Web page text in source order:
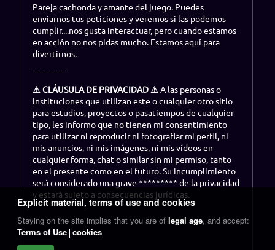
Explicit material, terms of use and cookies
Staying on the site implies that you are of legal age, and accept:
Terms of Use cookies
Pareja cachonda y amante del juego. Puedes
enviarnos tus peticiones y veremos si las podemos
cumplir....nos gusta interactuar, pero cuando estamos
en acción no nos pidas mucho. Estamos aquí para
divertirnos.
-------------
⚠ CLÁUSULA DE PRIVACIDAD ⚠ A las personas o
instituciones que utilizan este o cualquier otro sitio
para estudios, proyectos o pasatiempos de cualquier
tipo, les informo que no tienen mi consentimiento
para utilizar ni reproducir ni fotografiar mi perfil, ni
mis anuncios, ni mis imágenes, ni mis vídeos en
cualquier forma, chat o similar sin mi permiso, tanto
en el presente como en el futuro. Su incumplimiento
será considerado una grave ********* de la privacidad
y estará sujeto a consecuencias jurídicas.